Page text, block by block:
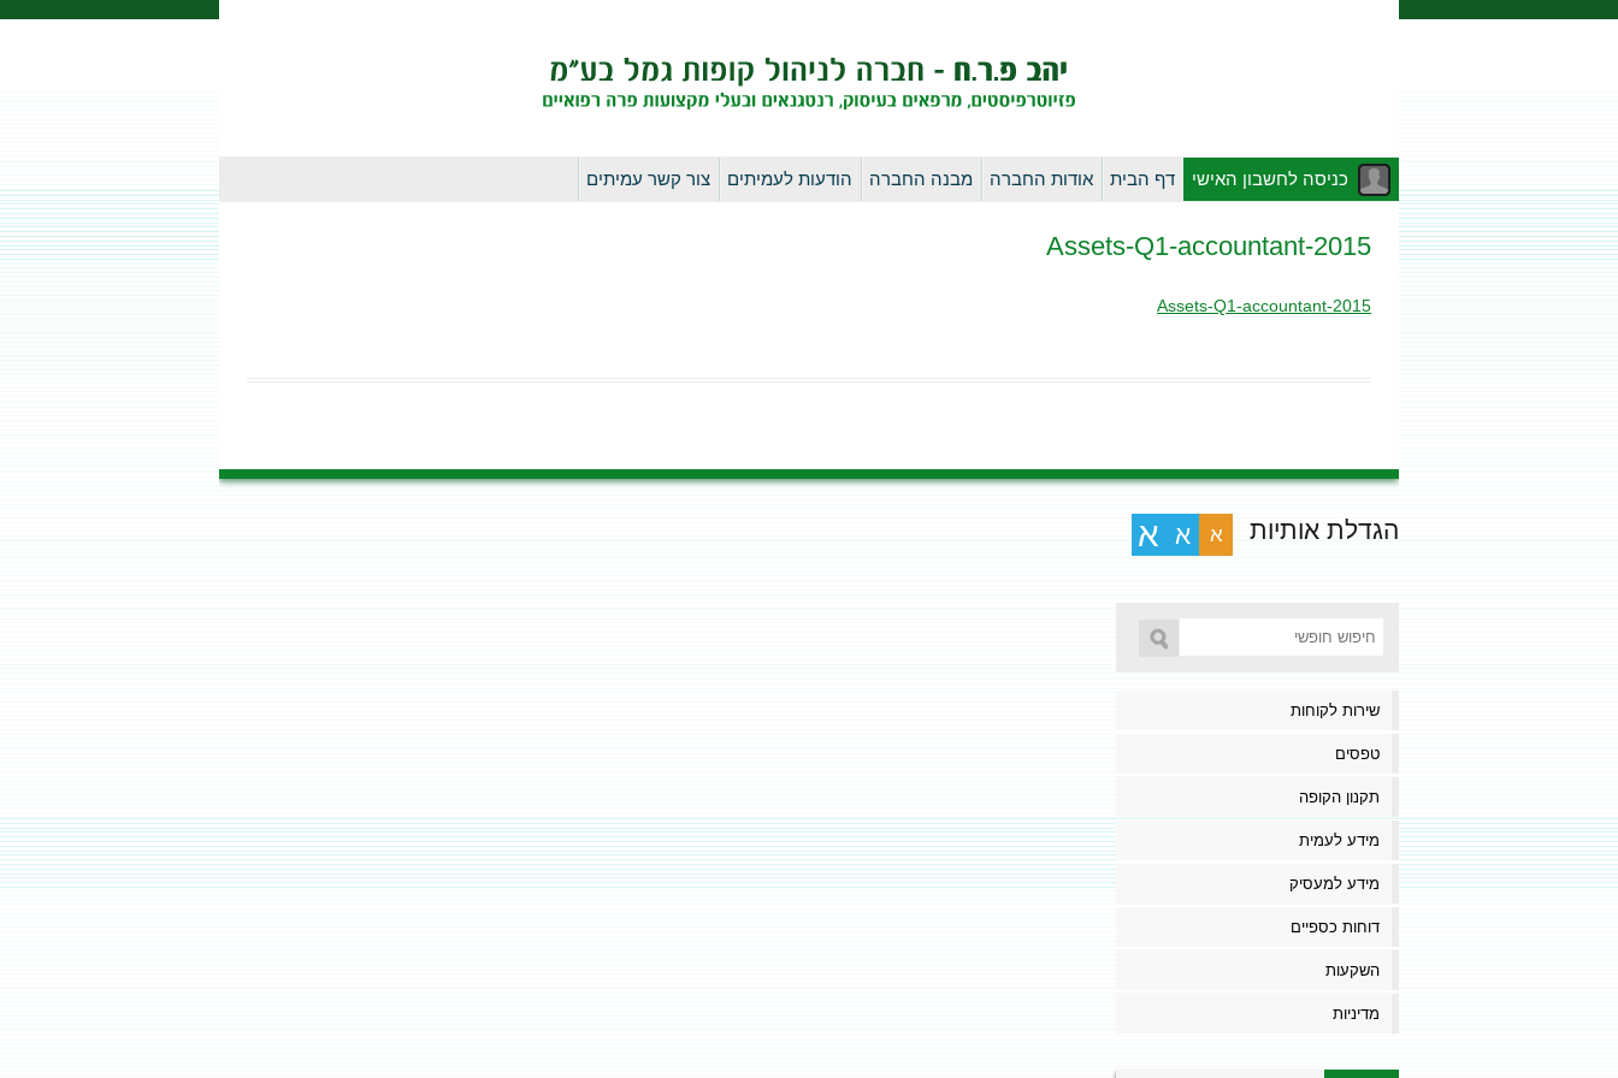
לדלג
כניסה לחשבון האישי דף הבית אודות החברה מבנה החברה הודעות לעמיתים צור קשר עמיתים
2015-Assets-Q1-accountant
2015-Assets-Q1-accountant
הגדלת אותיות א א א
שירות לקוחות
טפסים
תקנון הקופה
מידע לעמית
מידע למעסיק
דוחות כספיים
השקעות
מדיניות